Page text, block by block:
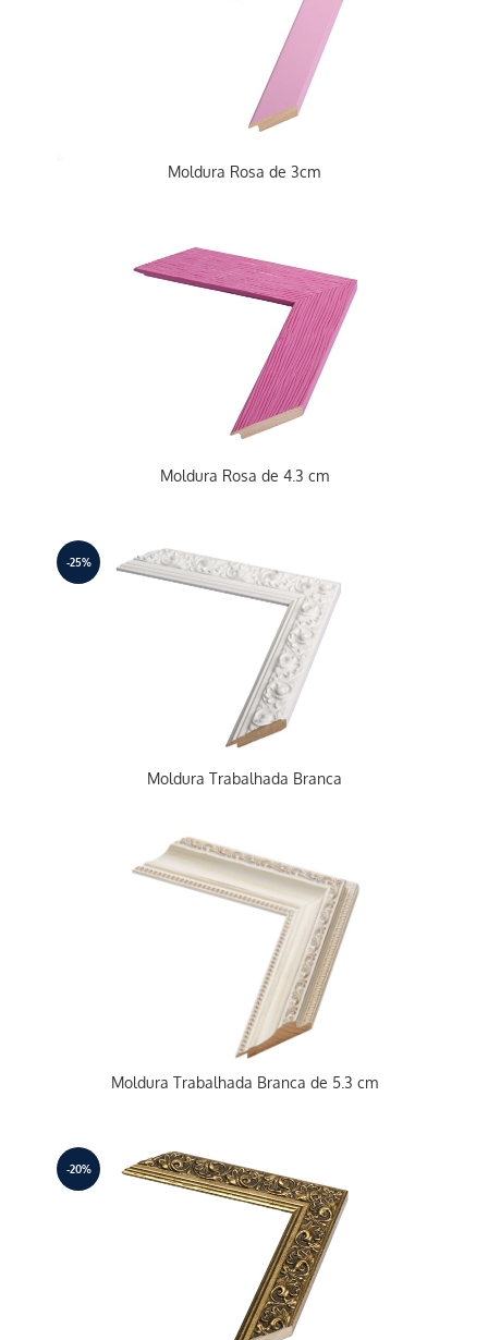
Moldura Rosa de 3cm
Moldura Rosa de 4.3 cm
-25%
Moldura Trabalhada Branca
Moldura Trabalhada Branca de 5.3 cm
-20%